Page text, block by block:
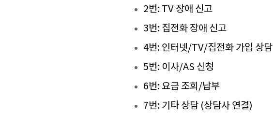
2번: TV 장애 신고
3번: 집전화 장애 신고
4번: 인터넷/TV/집전화 가입 상담
5번: 이사/AS 신청
6번: 요금 조회/납부
7번: 기타 상담 (상담사 연결)